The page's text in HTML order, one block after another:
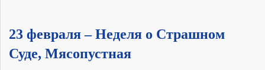
23 февраля – Неделя о Страшном
Суде, Мясопустная